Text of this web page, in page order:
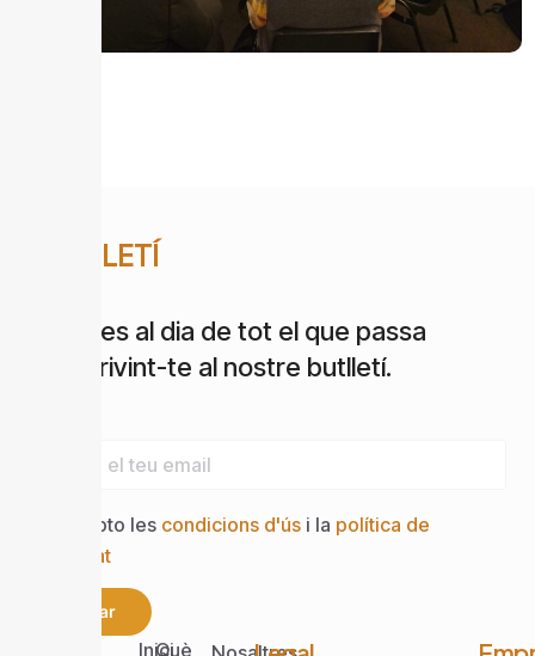
BUTLLETÍ
Estigues al dia de tot el que passa
subscrivint-te al nostre butlletí.
Accepto les condicions d'ús i la política de
privacitat
Enviar
IniciQuè